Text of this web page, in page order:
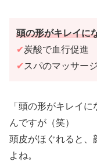
頭の形がキレイに
✔炭酸で血行促進
✔スパのマッサー
「頭の形がキレイ
んですが（笑）
頭皮がほぐれると、
よね。